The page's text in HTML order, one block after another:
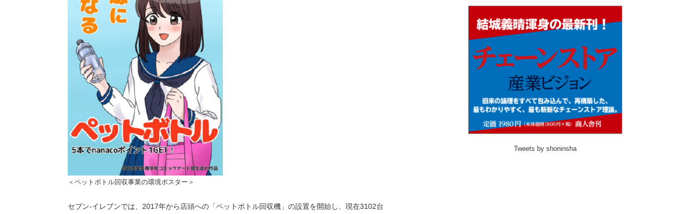
＜ペットボトル回収事業の環境ポスター＞
セブン‐イレブンでは、2017年から店頭への「ペットボトル回収機」の設置を開始し、現在3102台
Tweets by shoninsha